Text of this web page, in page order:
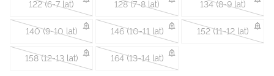
122 (6-7 lat) 128 (7-8 lat) 134 (8-9 lat)
140 (9-10 lat) 146 (10-11 lat) 152 (11-12 lat)
158 (12-13 lat) 164 (13-14 lat)